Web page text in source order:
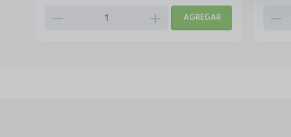
remove add AGREGAR remove